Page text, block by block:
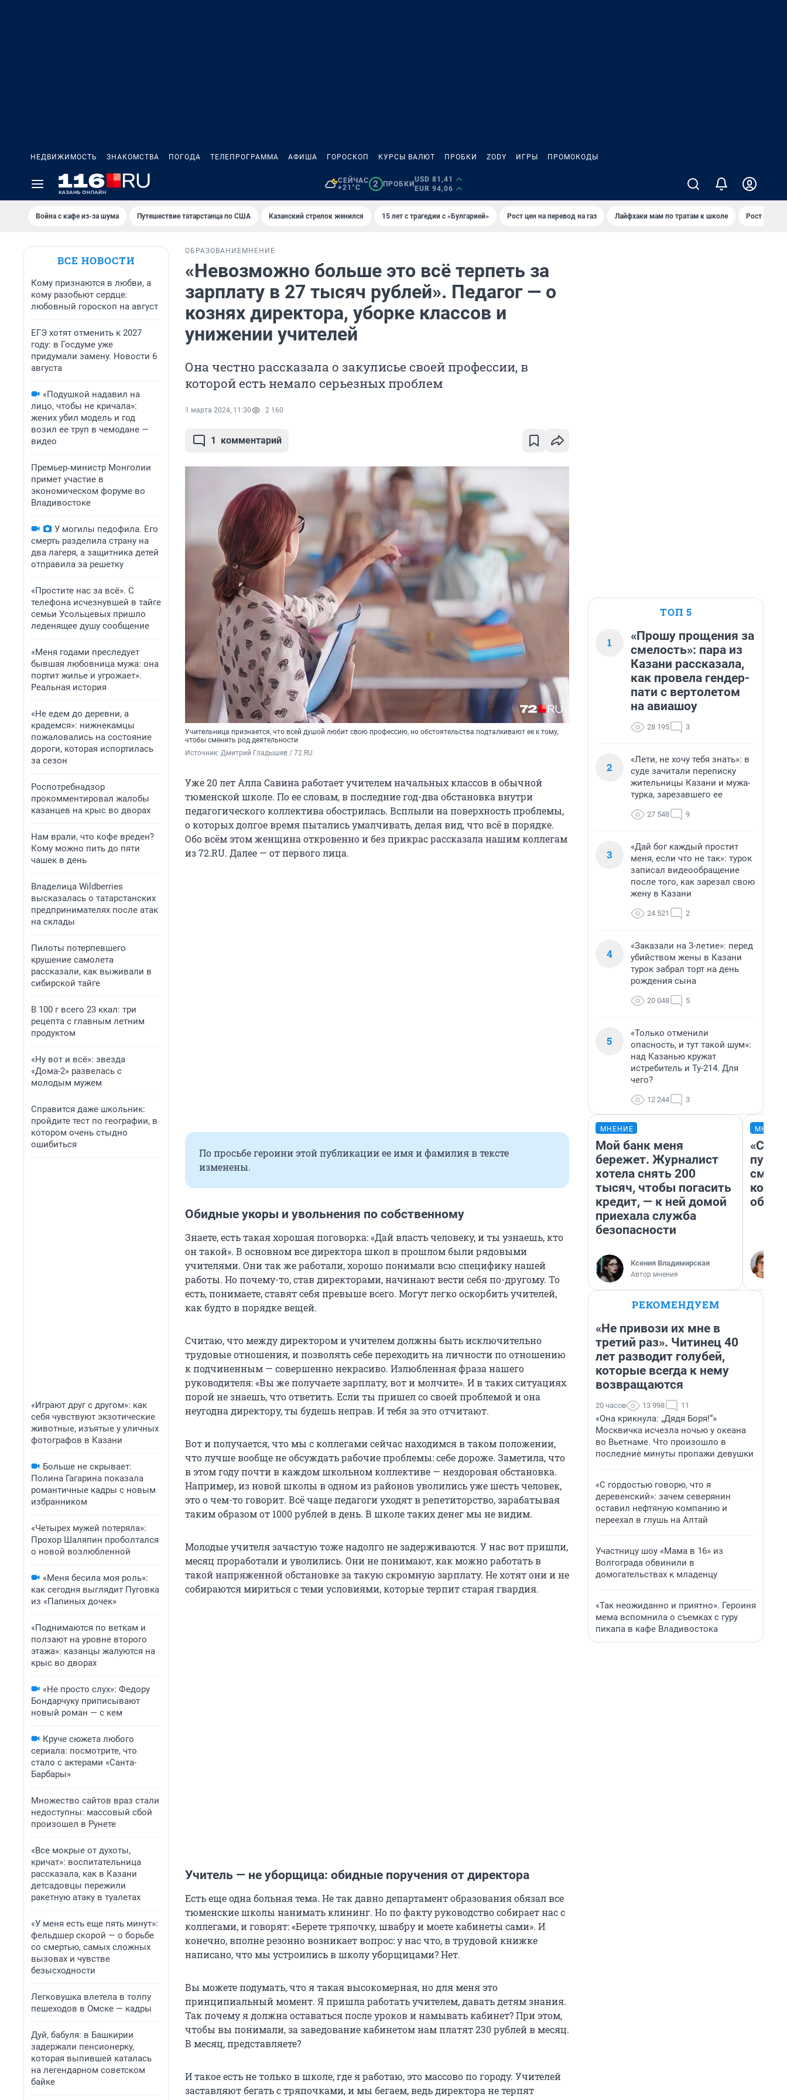
НЕДВИЖИМОСТЬ ЗНАКОМСТВА ПОГОДА ТЕЛЕПРОГРАММА АФИША ГОРОСКОП КУРСЫ ВАЛЮТ ПРОБКИ ZODY ИГРЫ ПРОМОКОДЫ
СЕЙЧАС
+21°C
2 ПРОБКИ
USD 81,41
EUR 94,06
Война с кафе из-за шума Путешествие татарстанца по США Казанский стрелок женился 15 лет с трагедии с «Булгарией» Рост цен на перевод на газ Лайфхаки мам по тратам к школе Рост цен на
ВСЕ НОВОСТИ
Кому признаются в любви, а
кому разобьют сердце:
любовный гороскоп на август
ЕГЭ хотят отменить к 2027
году: в Госдуме уже
придумали замену. Новости 6
августа
«Подушкой надавил на
лицо, чтобы не кричала»:
жених убил модель и год
возил ее труп в чемодане —
видео
Премьер‑министр Монголии
примет участие в
экономическом форуме во
Владивостоке
У могилы педофила. Его
смерть разделила страну на
два лагеря, а защитника детей
отправила за решетку
«Простите нас за всё». С
телефона исчезнувшей в тайге
семьи Усольцевых пришло
леденящее душу сообщение
«Меня годами преследует
бывшая любовница мужа: она
портит жилье и угрожает».
Реальная история
«Не едем до деревни, а
крадемся»: нижнекамцы
пожаловались на состояние
дороги, которая испортилась
за сезон
Роспотребнадзор
прокомментировал жалобы
казанцев на крыс во дворах
Нам врали, что кофе вреден?
Кому можно пить до пяти
чашек в день
Владелица Wildberries
высказалась о татарстанских
предпринимателях после атак
на склады
Пилоты потерпевшего
крушение самолета
рассказали, как выживали в
сибирской тайге
В 100 г всего 23 ккал: три
рецепта с главным летним
продуктом
«Ну вот и всё»: звезда
«Дома-2» развелась с
молодым мужем
Справится даже школьник:
пройдите тест по географии, в
котором очень стыдно
ошибиться
«Играют друг с другом»: как
себя чувствуют экзотические
животные, изъятые у уличных
фотографов в Казани
Больше не скрывает:
Полина Гагарина показала
романтичные кадры с новым
избранником
«Четырех мужей потеряла»:
Прохор Шаляпин проболтался
о новой возлюбленной
«Меня бесила моя роль»:
как сегодня выглядит Пуговка
из «Папиных дочек»
«Поднимаются по веткам и
ползают на уровне второго
этажа»: казанцы жалуются на
крыс во дворах
«Не просто слух»: Федору
Бондарчуку приписывают
новый роман — с кем
Круче сюжета любого
сериала: посмотрите, что
стало с актерами «Санта-
Барбары»
Множество сайтов враз стали
недоступны: массовый сбой
произошел в Рунете
«Все мокрые от духоты,
кричат»: воспитательница
рассказала, как в Казани
детсадовцы пережили
ракетную атаку в туалетах
«У меня есть еще пять минут»:
фельдшер скорой — о борьбе
со смертью, самых сложных
вызовах и чувстве
безысходности
Легковушка влетела в толпу
пешеходов в Омске — кадры
Дуй, бабуля: в Башкирии
задержали пенсионерку,
которая выпившей каталась
на легендарном советском
байке
ОБРАЗОВАНИЕ МНЕНИЕ
«Невозможно больше это всё терпеть за
зарплату в 27 тысяч рублей». Педагог — о
кознях директора, уборке классов и
унижении учителей
Она честно рассказала о закулисье своей профессии, в
которой есть немало серьезных проблем
1 марта 2024, 11:30 2 160
1 комментарий
Учительница признается, что всей душой любит свою профессию, но обстоятельства подталкивают ее к тому,
чтобы сменить род деятельности
Источник: Дмитрий Гладышев / 72.RU
Уже 20 лет Алла Савина работает учителем начальных классов в обычной
тюменской школе. По ее словам, в последние год-два обстановка внутри
педагогического коллектива обострилась. Всплыли на поверхность проблемы,
о которых долгое время пытались умалчивать, делая вид, что всё в порядке.
Обо всём этом женщина откровенно и без прикрас рассказала нашим коллегам
из 72.RU. Далее — от первого лица.
По просьбе героини этой публикации ее имя и фамилия в тексте
изменены.
Обидные укоры и увольнения по собственному
Знаете, есть такая хорошая поговорка: «Дай власть человеку, и ты узнаешь, кто
он такой». В основном все директора школ в прошлом были рядовыми
учителями. Они так же работали, хорошо понимали всю специфику нашей
работы. Но почему-то, став директорами, начинают вести себя по-другому. То
есть, понимаете, ставят себя превыше всего. Могут легко оскорбить учителей,
как будто в порядке вещей.
Считаю, что между директором и учителем должны быть исключительно
трудовые отношения, и позволять себе переходить на личности по отношению
к подчиненным — совершенно некрасиво. Излюбленная фраза нашего
руководителя: «Вы же получаете зарплату, вот и молчите». И в таких ситуациях
порой не знаешь, что ответить. Если ты пришел со своей проблемой и она
неугодна директору, ты будешь неправ. И тебя за это отчитают.
Вот и получается, что мы с коллегами сейчас находимся в таком положении,
что лучше вообще не обсуждать рабочие проблемы: себе дороже. Заметила, что
в этом году почти в каждом школьном коллективе — нездоровая обстановка.
Например, из новой школы в одном из районов уволились уже шесть человек,
это о чем-то говорит. Всё чаще педагоги уходят в репетиторство, зарабатывая
таким образом от 1000 рублей в день. В школе таких денег мы не видим.
Молодые учителя зачастую тоже надолго не задерживаются. У нас вот пришли,
месяц проработали и уволились. Они не понимают, как можно работать в
такой напряженной обстановке за такую скромную зарплату. Не хотят они и не
собираются мириться с теми условиями, которые терпит старая гвардия.
Учитель — не уборщица: обидные поручения от директора
Есть еще одна больная тема. Не так давно департамент образования обязал все
тюменские школы нанимать клининг. Но по факту руководство собирает нас с
коллегами, и говорят: «Берете тряпочку, швабру и моете кабинеты сами». И
конечно, вполне резонно возникает вопрос: у нас что, в трудовой книжке
написано, что мы устроились в школу уборщицами? Нет.
Вы можете подумать, что я такая высокомерная, но для меня это
принципиальный момент. Я пришла работать учителем, давать детям знания.
Так почему я должна оставаться после уроков и намывать кабинет? При этом,
чтобы вы понимали, за заведование кабинетом нам платят 230 рублей в месяц.
В месяц, представляете?
И такое есть не только в школе, где я работаю, это массово по городу. Учителей
заставляют бегать с тряпочками, и мы бегаем, ведь директора не терпят
ТОП 5
1
«Прошу прощения за
смелость»: пара из
Казани рассказала,
как провела гендер-
пати с вертолетом
на авиашоу
28 195 3
2
«Лети, не хочу тебя знать»: в
суде зачитали переписку
жительницы Казани и мужа-
турка, зарезавшего ее
27 548 9
3
«Дай бог каждый простит
меня, если что не так»: турок
записал видеообращение
после того, как зарезал свою
жену в Казани
24 521 2
4
«Заказали на 3-летие»: перед
убийством жены в Казани
турок забрал торт на день
рождения сына
20 048 5
5
«Только отменили
опасность, и тут такой шум»:
над Казанью кружат
истребитель и Ту-214. Для
чего?
12 244 3
МНЕНИЕ
Мой банк меня
бережет. Журналист
хотела снять 200
тысяч, чтобы погасить
кредит, — к ней домой
приехала служба
безопасности
Ксения Владимирская
Автор мнения
РЕКОМЕНДУЕМ
«Не привози их мне в
третий раз». Читинец 40
лет разводит голубей,
которые всегда к нему
возвращаются
20 часов 13 998 11
«Она крикнула: „Дядя Боря!“»
Москвичка исчезла ночью у океана
во Вьетнаме. Что произошло в
последние минуты пропажи девушки
«С гордостью говорю, что я
деревенский»: зачем северянин
оставил нефтяную компанию и
переехал в глушь на Алтай
Участницу шоу «Мама в 16» из
Волгограда обвинили в
домогательствах к младенцу
«Так неожиданно и приятно». Героиня
мема вспомнила о съемках с гуру
пикапа в кафе Владивостока